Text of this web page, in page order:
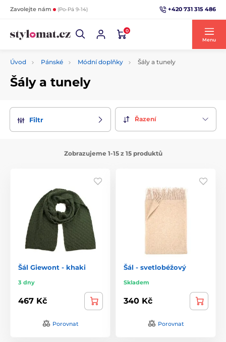
Zavolejte nám (Po-Pá 9-14) +420 731 315 486
0
Menu
Úvod Pánské Módní doplňky Šály a tunely
Šály a tunely
Filtr Řazení
Zobrazujeme 1-15 z 15 produktů
Šál Giewont - khaki
3 dny
467 Kč
Porovnat
Šál - svetlobéžový
Skladem
340 Kč
Porovnat